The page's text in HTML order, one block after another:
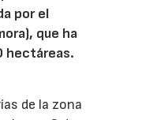
por el
que ha
hectáreas.
de la zona